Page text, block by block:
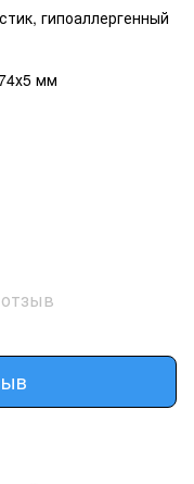
гипоаллергенный
мм